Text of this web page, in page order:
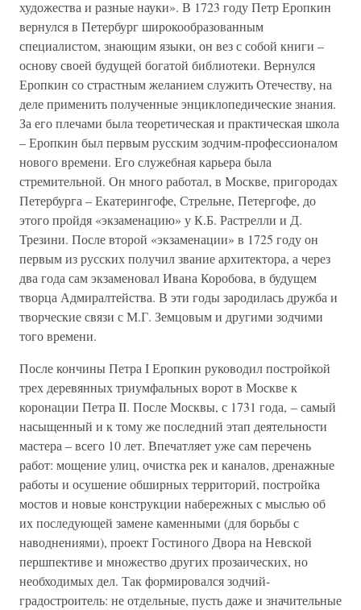
художества и разные науки». В 1723 году Петр Еропкин
вернулся в Петербург широкообразованным
специалистом, знающим языки, он вез с собой книги –
основу своей будущей богатой библиотеки. Вернулся
Еропкин со страстным желанием служить Отечеству, на
деле применить полученные энциклопедические знания.
За его плечами была теоретическая и практическая школа
– Еропкин был первым русским зодчим-профессионалом
нового времени. Его служебная карьера была
стремительной. Он много работал, в Москве, пригородах
Петербурга – Екатерингофе, Стрельне, Петергофе, до
этого пройдя «экзаменацию» у К.Б. Растрелли и Д.
Трезини. После второй «экзаменации» в 1725 году он
первым из русских получил звание архитектора, а через
два года сам экзаменовал Ивана Коробова, в будущем
творца Адмиралтейства. В эти годы зародилась дружба и
творческие связи с М.Г. Земцовым и другими зодчими
того времени.
После кончины Петра I Еропкин руководил постройкой
трех деревянных триумфальных ворот в Москве к
коронации Петра II. После Москвы, с 1731 года, – самый
насыщенный и к тому же последний этап деятельности
мастера – всего 10 лет. Впечатляет уже сам перечень
работ: мощение улиц, очистка рек и каналов, дренажные
работы и осушение обширных территорий, постройка
мостов и новые конструкции набережных с мыслью об
их последующей замене каменными (для борьбы с
наводнениями), проект Гостиного Двора на Невской
першпективе и множество других прозаических, но
необходимых дел. Так формировался зодчий-
градостроитель: не отдельные, пусть даже и значительные